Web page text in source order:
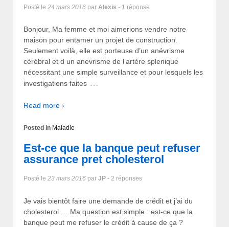
Posté le 24 mars 2016 par Alexis - 1 réponse
Bonjour, Ma femme et moi aimerions vendre notre
maison pour entamer un projet de construction.
Seulement voilà, elle est porteuse d’un anévrisme
cérébral et d un anevrisme de l’artère splenique
nécessitant une simple surveillance et pour lesquels les
investigations faites …
Read more ›
Posted in Maladie
Est-ce que la banque peut refuser
assurance pret cholesterol
Posté le 23 mars 2016 par JP - 2 réponses
Je vais bientôt faire une demande de crédit et j’ai du
cholesterol … Ma question est simple : est-ce que la
banque peut me refuser le crédit à cause de ça ?